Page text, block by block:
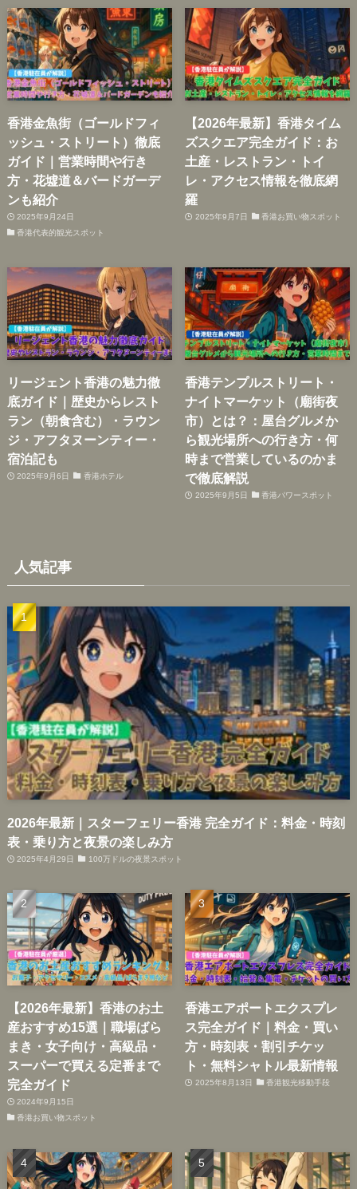
香港金魚街（ゴールドフィ
ッシュ・ストリート）徹底
ガイド｜営業時間や行き
方・花墟道＆バードガーデ
ンも紹介
2025年9月24日
香港代表的観光スポット
【2026年最新】香港タイム
ズスクエア完全ガイド：お
土産・レストラン・トイ
レ・アクセス情報を徹底網
羅
2025年9月7日 香港お買い物スポット
リージェント香港の魅力徹
底ガイド｜歴史からレスト
ラン（朝食含む）・ラウン
ジ・アフタヌーンティー・
宿泊記も
2025年9月6日 香港ホテル
香港テンプルストリート・
ナイトマーケット（廟街夜
市）とは？：屋台グルメか
ら観光場所への行き方・何
時まで営業しているのかま
で徹底解説
2025年9月5日 香港パワースポット
人気記事
2026年最新｜スターフェリー香港 完全ガイド：料金・時刻
表・乗り方と夜景の楽しみ方
2025年4月29日 100万ドルの夜景スポット
【2026年最新】香港のお土
産おすすめ15選｜職場ばら
まき・女子向け・高級品・
スーパーで買える定番まで
完全ガイド
2024年9月15日
香港お買い物スポット
香港エアポートエクスプレ
ス完全ガイド｜料金・買い
方・時刻表・割引チケッ
ト・無料シャトル最新情報
2025年8月13日 香港観光移動手段